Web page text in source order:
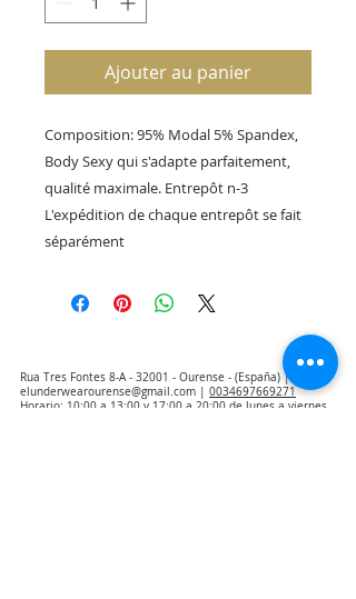
Ajouter au panier
Composition: 95% Modal 5% Spandex,
Body Sexy qui s'adapte parfaitement,
qualité maximale. Entrepôt n-3
L'expédition de chaque entrepôt se fait
séparément
Rua Tres Fontes 8-A - 32001 - Ourense - (España) |
elunderwearourense@gmail.com
0034697669271
Horario: 10:00 a 13:00 y 17:00 a 20:00 de lunes a viernes